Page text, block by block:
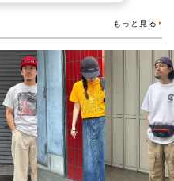
もっと見る